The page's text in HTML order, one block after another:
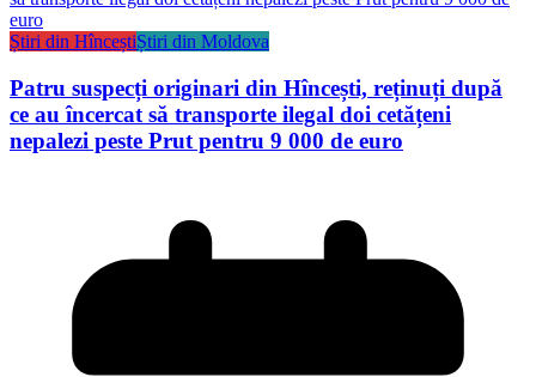
Știri din HînceștiȘtiri din Moldova
Patru suspecți originari din Hîncești, reținuți după
ce au încercat să transporte ilegal doi cetățeni
nepalezi peste Prut pentru 9 000 de euro